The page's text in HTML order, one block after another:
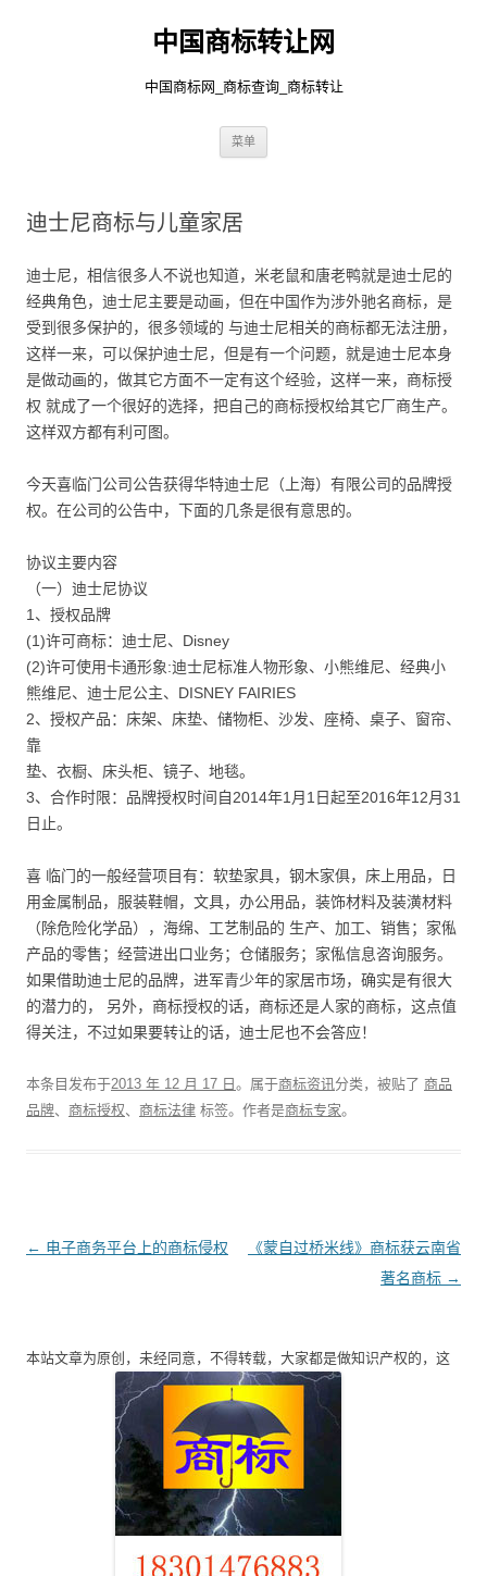
中国商标转让网
中国商标网_商标查询_商标转让
菜单
迪士尼商标与儿童家居
迪士尼，相信很多人不说也知道，米老鼠和唐老鸭就是迪士尼的
经典角色，迪士尼主要是动画，但在中国作为涉外驰名商标，是
受到很多保护的，很多领域的 与迪士尼相关的商标都无法注册，
这样一来，可以保护迪士尼，但是有一个问题，就是迪士尼本身
是做动画的，做其它方面不一定有这个经验，这样一来，商标授
权 就成了一个很好的选择，把自己的商标授权给其它厂商生产。
这样双方都有利可图。
今天喜临门公司公告获得华特迪士尼（上海）有限公司的品牌授
权。在公司的公告中，下面的几条是很有意思的。
协议主要内容
（一）迪士尼协议
1、授权品牌
(1)许可商标：迪士尼、Disney
(2)许可使用卡通形象:迪士尼标准人物形象、小熊维尼、经典小
熊维尼、迪士尼公主、DISNEY FAIRIES
2、授权产品：床架、床垫、储物柜、沙发、座椅、桌子、窗帘、
靠
垫、衣橱、床头柜、镜子、地毯。
3、合作时限：品牌授权时间自2014年1月1日起至2016年12月31
日止。
喜 临门的一般经营项目有：软垫家具，钢木家俱，床上用品，日
用金属制品，服装鞋帽，文具，办公用品，装饰材料及装潢材料
（除危险化学品），海绵、工艺制品的 生产、加工、销售；家俬
产品的零售；经营进出口业务；仓储服务；家俬信息咨询服务。
如果借助迪士尼的品牌，进军青少年的家居市场，确实是有很大
的潜力的， 另外，商标授权的话，商标还是人家的商标，这点值
得关注，不过如果要转让的话，迪士尼也不会答应！
本条目发布于2013 年 12 月 17 日 。属于商标资讯分类，被贴了 商品
品牌、 商标授权、 商标法律 标签。 作者是商标专家。
文
← 电子商务平台上的商标侵权
《蒙自过桥米线》商标获云南省
著名商标 →
本站文章为原创，未经同意，不得转载，大家都是做知识产权的，这